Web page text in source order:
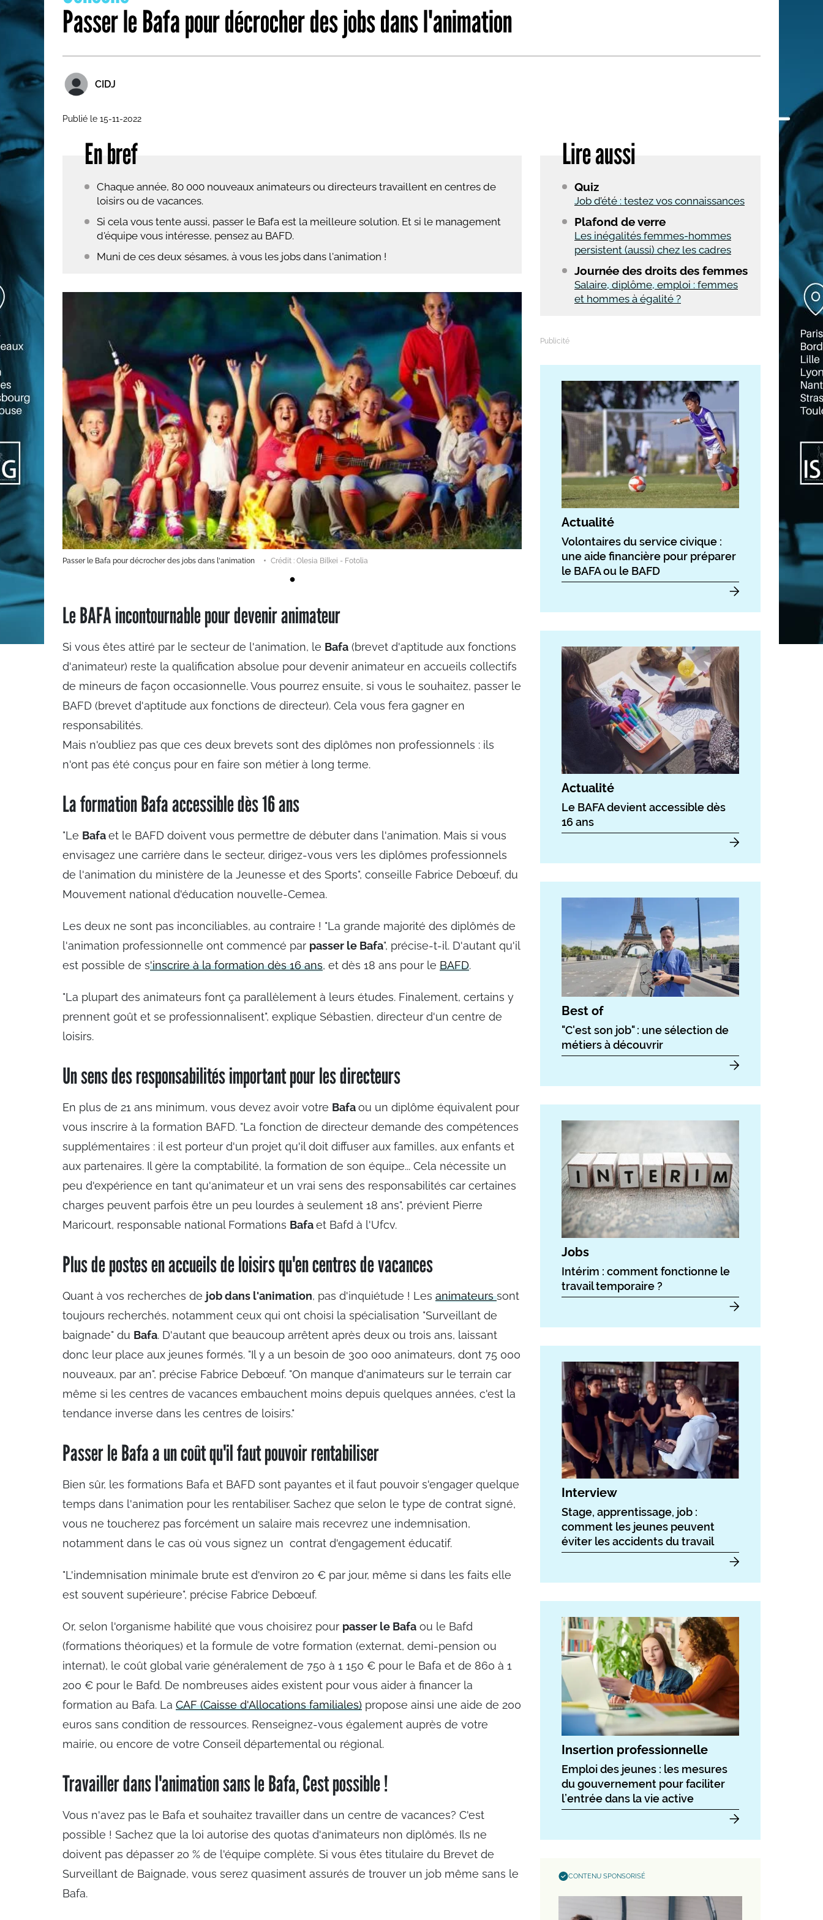
Les métiers par ordre alphabétique Après la 3eme
Avec nos focus métiers
Les secteurs qui embauchent
Ses démarches
Découvrir le monde
Passer le Bafa pour décrocher des jobs dans l'animation
CIDJ
Publié le 15-11-2022
En bref
Chaque année, 80 000 nouveaux animateurs ou directeurs travaillent en centres de
loisirs ou de vacances.
Si cela vous tente aussi, passer le Bafa est la meilleure solution. Et si le management
d'équipe vous intéresse, pensez au BAFD.
Muni de ces deux sésames, à vous les jobs dans l'animation !
Passer le Bafa pour décrocher des jobs dans l'animation Crédit : Olesia Bilkei - Fotolia
Le BAFA incontournable pour devenir animateur
Si vous êtes attiré par le secteur de l'animation, le Bafa (brevet d'aptitude aux fonctions
d'animateur) reste la qualification absolue pour devenir animateur en accueils collectifs
de mineurs de façon occasionnelle. Vous pourrez ensuite, si vous le souhaitez, passer le
BAFD (brevet d'aptitude aux fonctions de directeur). Cela vous fera gagner en
responsabilités.
Mais n'oubliez pas que ces deux brevets sont des diplômes non professionnels : ils
n'ont pas été conçus pour en faire son métier à long terme.
La formation Bafa accessible dès 16 ans
"Le Bafaet le BAFD doivent vous permettre de débuter dans l'animation. Mais si vous
envisagez une carrière dans le secteur, dirigez-vous vers les diplômes professionnels
de l'animation du ministère de la Jeunesse et des Sports", conseille Fabrice Debœuf, du
Mouvement national d'éducation nouvelle-Cemea.
Les deux ne sont pas inconciliables, au contraire ! "La grande majorité des diplômés de
l'animation professionnelle ont commencé par passer le Bafa", précise-t-il. D'autant qu'il
est possible de s'inscrire à la formation dès 16 ans, et dès 18 ans pour le BAFD.
"La plupart des animateurs font ça parallèlement à leurs études. Finalement, certains y
prennent goût et se professionnalisent", explique Sébastien, directeur d'un centre de
loisirs.
Un sens des responsabilités important pour les directeurs
En plus de 21 ans minimum, vous devez avoir votre Bafaou un diplôme équivalent pour
vous inscrire à la formation BAFD. "La fonction de directeur demande des compétences
supplémentaires : il est porteur d'un projet qu'il doit diffuser aux familles, aux enfants et
aux partenaires. Il gère la comptabilité, la formation de son équipe... Cela nécessite un
peu d'expérience en tant qu'animateur et un vrai sens des responsabilités car certaines
charges peuvent parfois être un peu lourdes à seulement 18 ans", prévient Pierre
Maricourt, responsable national Formations Bafaet Bafd à l'Ufcv.
Plus de postes en accueils de loisirs qu'en centres de vacances
Quant à vos recherches de job dans l'animation, pas d'inquiétude ! Les animateurssont
toujours recherchés, notamment ceux qui ont choisi la spécialisation "Surveillant de
baignade" du Bafa. D'autant que beaucoup arrêtent après deux ou trois ans, laissant
donc leur place aux jeunes formés. "Il y a un besoin de 300 000 animateurs, dont 75 000
nouveaux, par an", précise Fabrice Debœuf. "On manque d'animateurs sur le terrain car
même si les centres de vacances embauchent moins depuis quelques années, c'est la
tendance inverse dans les centres de loisirs."
Passer le Bafa a un coût qu'il faut pouvoir rentabiliser
Bien sûr, les formations Bafa et BAFD sont payantes et il faut pouvoir s'engager quelque
temps dans l'animation pour les rentabiliser. Sachez que selon le type de contrat signé,
vous ne toucherez pas forcément un salaire mais recevrez une indemnisation,
notamment dans le cas où vous signez un contrat d'engagement éducatif.
"L'indemnisation minimale brute est d'environ 20 € par jour, même si dans les faits elle
est souvent supérieure", précise Fabrice Debœuf.
Or, selon l'organisme habilité que vous choisirez pour passer le Bafa ou le Bafd
(formations théoriques) et la formule de votre formation (externat, demi-pension ou
internat), le coût global varie généralement de 750 à 1 150 € pour le Bafa et de 860 à 1
200 € pour le Bafd. De nombreuses aides existent pour vous aider à financer la
formation au Bafa. La CAF (Caisse d'Allocations familiales) propose ainsi une aide de 200
euros sans condition de ressources. Renseignez-vous également auprès de votre
mairie, ou encore de votre Conseil départemental ou régional.
Travailler dans l'animation sans le Bafa, Cest possible !
Vous n'avez pas le Bafa et souhaitez travailler dans un centre de vacances? C'est
possible ! Sachez que la loi autorise des quotas d'animateurs non diplômés. Ils ne
doivent pas dépasser 20 % de l'équipe complète. Si vous êtes titulaire du Brevet de
Surveillant de Baignade, vous serez quasiment assurés de trouver un job même sans le
Bafa.
Lire aussi
Quiz
Job d’été : testez vos connaissances
Plafond de verre
Les inégalités femmes-hommes
persistent (aussi) chez les cadres
Journée des droits des femmes
Salaire, diplôme, emploi : femmes
et hommes à égalité ?
Actualité
Volontaires du service civique :
une aide financière pour préparer
le BAFA ou le BAFD
Actualité
Le BAFA devient accessible dès
16 ans
Best of
"C'est son job" : une sélection de
métiers à découvrir
Jobs
Intérim : comment fonctionne le
travail temporaire ?
Interview
Stage, apprentissage, job :
comment les jeunes peuvent
éviter les accidents du travail
Insertion professionnelle
Emploi des jeunes : les mesures
du gouvernement pour faciliter
l’entrée dans la vie active
CONTENU SPONSORISÉ